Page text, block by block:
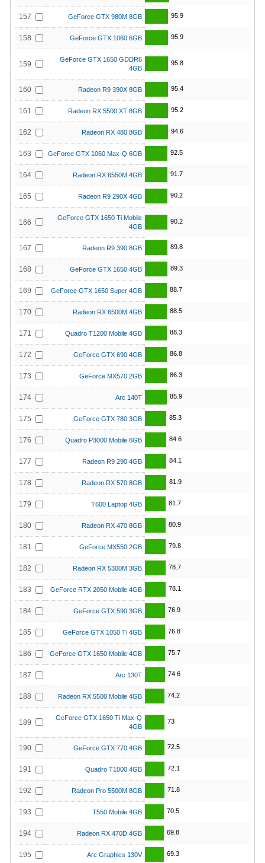
157 GeForce GTX 980M 8GB 95.9
158 GeForce GTX 1060 6GB 95.9
159
GeForce GTX 1650 GDDR6
4GB
95.8
160 Radeon R9 390X 8GB 95.4
161 Radeon RX 5500 XT 8GB 95.2
162 Radeon RX 480 8GB 94.6
163 GeForce GTX 1060 Max-Q 6GB 92.5
164 Radeon RX 6550M 4GB 91.7
165 Radeon R9 290X 4GB 90.2
166
GeForce GTX 1650 Ti Mobile
4GB
90.2
167 Radeon R9 390 8GB 89.8
168 GeForce GTX 1650 4GB 89.3
169 GeForce GTX 1650 Super 4GB 88.7
170 Radeon RX 6500M 4GB 88.5
171 Quadro T1200 Mobile 4GB 88.3
172 GeForce GTX 690 4GB 86.8
173 GeForce MX570 2GB 86.3
174 Arc 140T 85.9
175 GeForce GTX 780 3GB 85.3
176 Quadro P3000 Mobile 6GB 84.6
177 Radeon R9 290 4GB 84.1
178 Radeon RX 570 8GB 81.9
179 T600 Laptop 4GB 81.7
180 Radeon RX 470 8GB 80.9
181 GeForce MX550 2GB 79.8
182 Radeon RX 5300M 3GB 78.7
183 GeForce RTX 2050 Mobile 4GB 78.1
184 GeForce GTX 590 3GB 76.9
185 GeForce GTX 1050 Ti 4GB 76.8
186 GeForce GTX 1650 Mobile 4GB 75.7
187 Arc 130T 74.6
188 Radeon RX 5500 Mobile 4GB 74.2
189
GeForce GTX 1650 Ti Max-Q
4GB
73
190 GeForce GTX 770 4GB 72.5
191 Quadro T1000 4GB 72.1
192 Radeon Pro 5500M 8GB 71.8
193 T550 Mobile 4GB 70.5
194 Radeon RX 470D 4GB 69.8
195 Arc Graphics 130V 69.3